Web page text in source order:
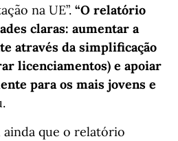
na UE”. “O relatório
claras: aumentar a
através da simplificação
licenciamentos) e apoiar
para os mais jovens e
que o relatório